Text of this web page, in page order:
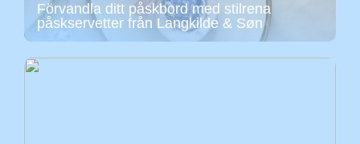
Förvandla ditt påskbord med stilrena
påskservetter från Langkilde & Søn